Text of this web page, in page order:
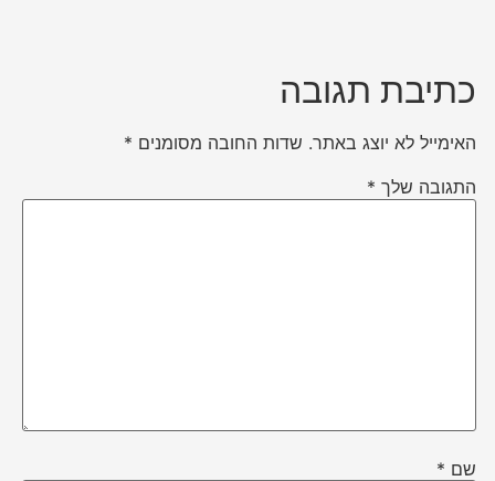
כתיבת תגובה
האימייל לא יוצג באתר. שדות החובה מסומנים *
התגובה שלך *
שם *